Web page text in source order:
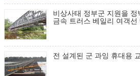
비상사태 정부군 지원을
금속 트러스 베일리 여객선
전 설계된 군 과잉 휴대용